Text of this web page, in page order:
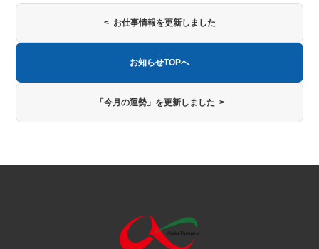
< お仕事情報を更新しました
お知らせTOPへ
「今月の運勢」を更新しました >